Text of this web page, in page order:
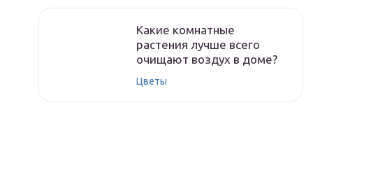
Какие комнатные
растения лучше всего
очищают воздух в доме?
Цветы